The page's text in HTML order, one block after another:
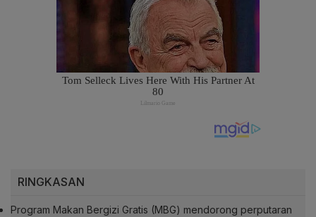
RINGKASAN
Program Makan Bergizi Gratis (MBG) mendorong perputaran